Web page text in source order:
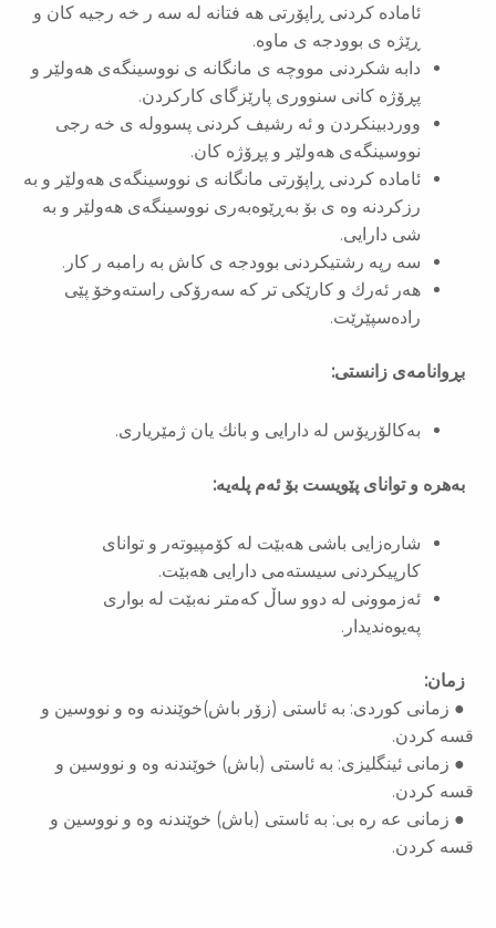
ئاماده كردنی ڕاپۆرتی هه فتانه له سه ر خه رجیه كان و
ڕێژه ی بوودجه ی ماوه.
دابه شكردنی مووچه ی مانگانه ی نووسینگەی هەولێر و
پڕۆژه كانی سنووری پارێزگای كاركردن.
ووردبینكردن و ئه رشیف كردنی پسووله ی خه رجی
نووسینگەی هەولێر و پڕۆژه كان.
ئاماده كردنی ڕاپۆرتی مانگانه ی نووسینگەی هەولێر و به
رزكردنه وه ی بۆ بەڕێوەبەری نووسینگەی هەولێر و به
شی دارایی.
سه رپه رشتیكردنی بوودجه ی كاش به رامبه ر كار.
هەر ئەرك و كارێكی تر كە سەرۆكی راستەوخۆ پێی
رادەسپێرێت.
بڕوانامەی زانستی:
به‌كالۆریۆس لە دارایی و بانك یان ژمێریاری.
بەهرە و توانای پێویست بۆ ئەم پلەیە:
شاره‌زایی باشی هه‌بێت لە كۆمپیوته‌ر و توانای
كارپیكردنی سیسته‌می دارایی هه‌بێت.
ئەزموونی لە دوو ساڵ کەمتر نەبێت لە بواری
پەیوەندیدار.
زمان:
● زمانی كوردی: به ئاستی (زۆر باش)خوێندنه وه و نووسین و
قسه كردن.
● زمانی ئینگلیزی: به ئاستی (باش) خوێندنه وه و نووسین و
قسه كردن.
● زمانی عه ره بی: به ئاستی (باش) خوێندنه وه و نووسین و
قسه كردن.